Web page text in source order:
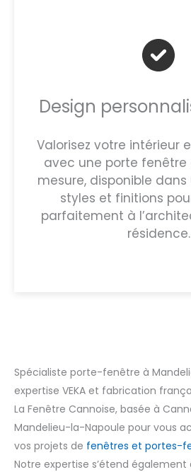
Design
Valorisez votre intérieur
avec une porte fenêtre
mesure, disponible
styles et finitions
parfaitement à
résidence.
Spécialiste porte-fenêtre à
expertise VEKA et fabrication
La Fenêtre Cannoise, basée à
Mandelieu-la-Napoule pour vous
vos projets de fenêtres et portes-
Notre expertise s’étend également